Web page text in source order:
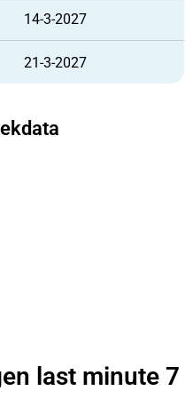
14-3-2027
21-3-2027
last minute 7